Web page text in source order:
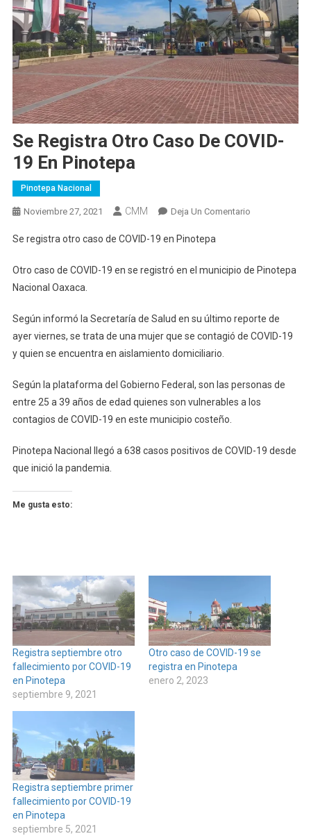
Se Registra Otro Caso De COVID-
19 En Pinotepa
Pinotepa Nacional
Noviembre 27, 2021 CMM Deja Un ComentarioEn
Caso
19
En
Se registra otro caso de COVID-19 en Pinotepa
Otro caso de COVID-19 en se registró en el municipio de Pinotepa
Nacional Oaxaca.
Según informó la Secretaría de Salud en su último reporte de
ayer viernes, se trata de una mujer que se contagió de COVID-19
y quien se encuentra en aislamiento domiciliario.
Según la plataforma del Gobierno Federal, son las personas de
entre 25 a 39 años de edad quienes son vulnerables a los
contagios de COVID-19 en este municipio costeño.
Pinotepa Nacional llegó a 638 casos positivos de COVID-19 desde
que inició la pandemia.
Me gusta esto:
Registra septiembre otro
fallecimiento por COVID-19
en Pinotepa
septiembre 9, 2021
Otro caso de COVID-19 se
registra en Pinotepa
enero 2, 2023
Registra septiembre primer
fallecimiento por COVID-19
en Pinotepa
septiembre 5, 2021